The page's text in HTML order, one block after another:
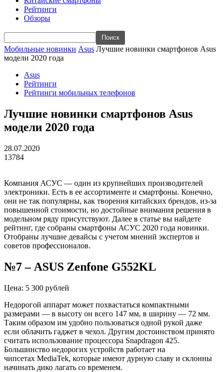
Рейтинги
Обзоры
Мобильные новинки Asus Лучшие новинки смартфонов Asus
модели 2020 года
Asus
Рейтинги
Рейтинги мобильных телефонов
Лучшие новинки смартфонов Asus
модели 2020 года
28.07.2020
13784
Компания АСУС — один из крупнейших производителей
электроники. Есть в ее ассортименте и смартфоны. Конечно,
они не так популярны, как творения китайских брендов, из-за
повышенной стоимости, но достойные внимания решения в
модельном ряду присутствуют. Далее в статье вы найдете
рейтинг, где собраны смартфоны АСУС 2020 года новинки.
Отобраны лучшие девайсы с учетом мнений экспертов и
советов профессионалов.
№7–ASUS Zenfone G552KL
Цена: 5 300 рублей
Недорогой аппарат может похвастаться компактными
размерами — в высоту он всего 147 мм, в ширину — 72 мм.
Таким образом им удобно пользоваться одной рукой даже
если облачить гаджет в чехол. Другим достоинством принято
считать использование процессора Snapdragon 425.
Большинство недорогих устройств работает на
чипсетах MediaTek, которые имеют дурную славу и склонны
начинать дико лагать со временем.